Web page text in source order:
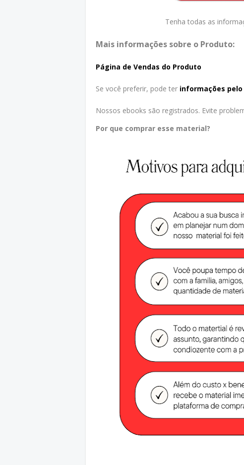
Tenha todas as
Mais informações sobre o Produto:
Página de Vendas do Produto
Se você preferir, pode ter informações
Nossos ebooks são registrados. Evite
Por que comprar esse material?